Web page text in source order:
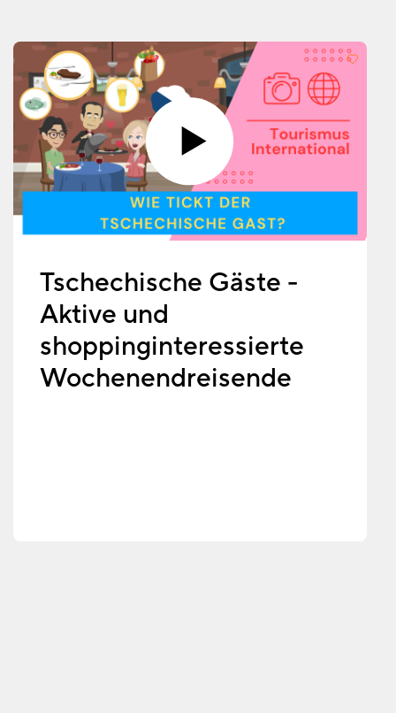
Tschechische Gäste -
Aktive und
shoppinginteressierte
Wochenendreisende